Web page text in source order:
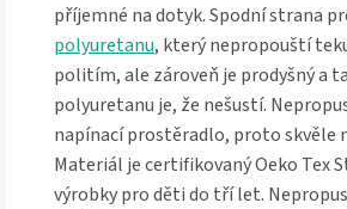
příjemné na dotyk. Spodní strana
polyuretanu, který nepropouští
politím, ale zároveň je prodyšný a
polyuretanu je, že nešustí.
napínací prostěradlo, proto skvěle
Materiál je certifikovaný Oeko Tex
výrobky pro děti do tří let.